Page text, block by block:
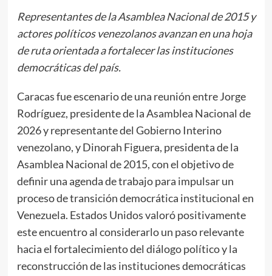
Representantes de la Asamblea Nacional de 2015 y
actores políticos venezolanos avanzan en una hoja
de ruta orientada a fortalecer las instituciones
democráticas del país.
Caracas fue escenario de una reunión entre Jorge
Rodríguez, presidente de la Asamblea Nacional de
2026 y representante del Gobierno Interino
venezolano, y Dinorah Figuera, presidenta de la
Asamblea Nacional de 2015, con el objetivo de
definir una agenda de trabajo para impulsar un
proceso de transición democrática institucional en
Venezuela. Estados Unidos valoró positivamente
este encuentro al considerarlo un paso relevante
hacia el fortalecimiento del diálogo político y la
reconstrucción de las instituciones democráticas